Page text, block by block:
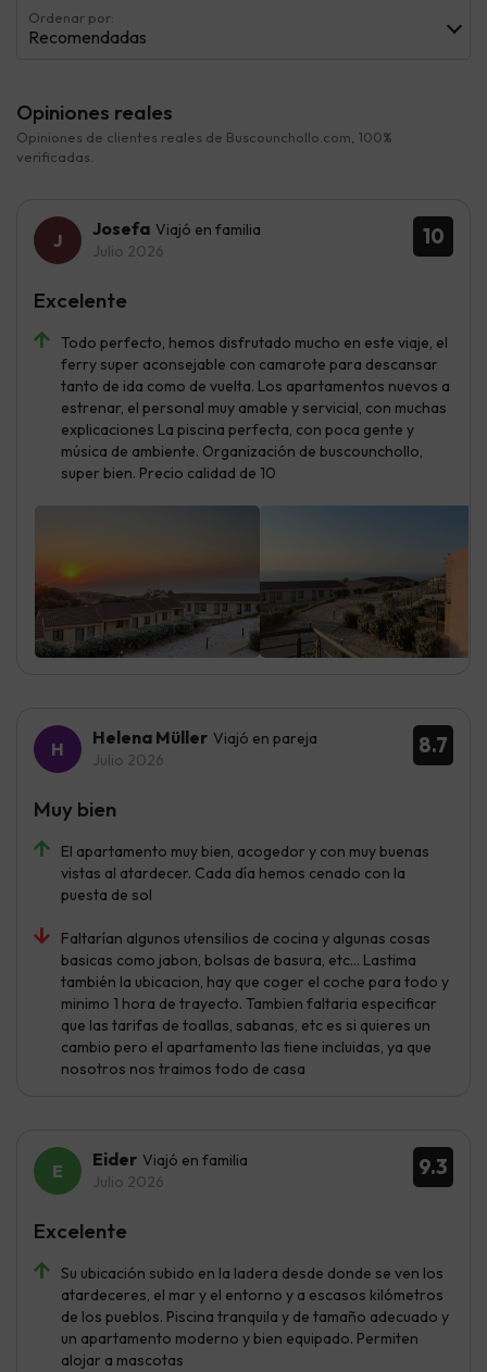
Ordenar por:
Recomendadas
Opiniones reales
Opiniones de clientes reales de Buscounchollo.com, 100%
verificadas.
10
Josefa Viajó en familia
Julio 2026
Todo perfecto, hemos disfrutado mucho en este viaje, el
ferry super aconsejable con camarote para descansar
tanto de ida como de vuelta. Los apartamentos nuevos a
estrenar, el personal muy amable y servicial, con muchas
explicaciones La piscina perfecta, con poca gente y
música de ambiente. Organización de buscounchollo,
super bien. Precio calidad de 10
Excelente
8.7
Helena Müller Viajó en pareja
Julio 2026
El apartamento muy bien, acogedor y con muy buenas
vistas al atardecer. Cada día hemos cenado con la
puesta de sol
Faltarían algunos utensilios de cocina y algunas cosas
basicas como jabon, bolsas de basura, etc… Lastima
también la ubicacion, hay que coger el coche para todo y
minimo 1 hora de trayecto. Tambien faltaria especificar
que las tarifas de toallas, sabanas, etc es si quieres un
cambio pero el apartamento las tiene incluidas, ya que
nosotros nos traimos todo de casa
Muy bien
9.3
Eider Viajó en familia
Julio 2026
Su ubicación subido en la ladera desde donde se ven los
atardeceres, el mar y el entorno y a escasos kilómetros
de los pueblos. Piscina tranquila y de tamaño adecuado y
un apartamento moderno y bien equipado. Permiten
alojar a mascotas
Excelente